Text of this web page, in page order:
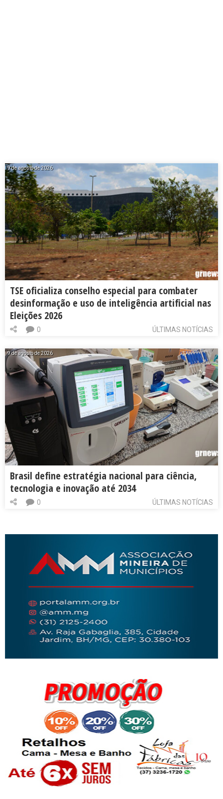
9 de agosto de 2026
TSE oficializa conselho especial para combater
desinformação e uso de inteligência artificial nas
Eleições 2026
ÚLTIMAS NOTÍCIAS
0
9 de agosto de 2026
Brasil define estratégia nacional para ciência,
tecnologia e inovação até 2034
ÚLTIMAS NOTÍCIAS
0